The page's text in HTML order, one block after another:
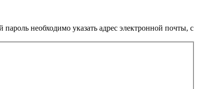
необходимо указать адрес электронной почты, с